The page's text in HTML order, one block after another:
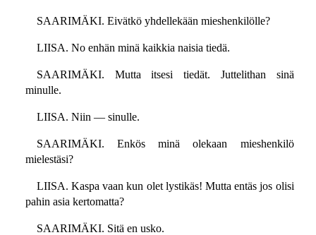
SAARIMÄKI. Eivätkö yhdellekään mieshenkilölle?
LIISA. No enhän minä kaikkia naisia tiedä.
SAARIMÄKI. Mutta itsesi tiedät. Juttelithan sinä
minulle.
LIISA. Niin — sinulle.
SAARIMÄKI. Enkös minä olekaan mieshenkilö
mielestäsi?
LIISA. Kaspa vaan kun olet lystikäs! Mutta entäs jos olisi
pahin asia kertomatta?
SAARIMÄKI. Sitä en usko.